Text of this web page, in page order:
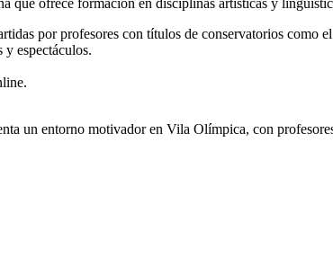
que ofrece formación en disciplinas artísticas y
por profesores con títulos de conservatorios como
y espectáculos.
un entorno motivador en Vila Olímpica, con